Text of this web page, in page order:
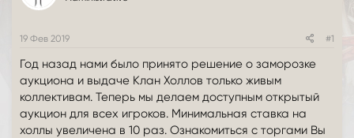
м
а
19 Фев 2019 #1
Год назад нами было принято решение о заморозке
аукциона и выдаче Клан Холлов только живым
коллективам. Теперь мы делаем доступным открытый
аукцион для всех игроков. Минимальная ставка на
холлы увеличена в 10 раз. Ознакомиться с торгами Вы